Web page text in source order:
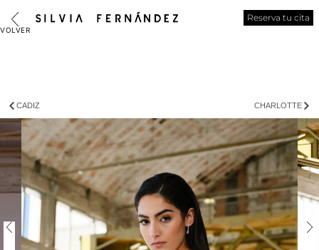
Reserva tu cita
CADIZ CHARLOTTE